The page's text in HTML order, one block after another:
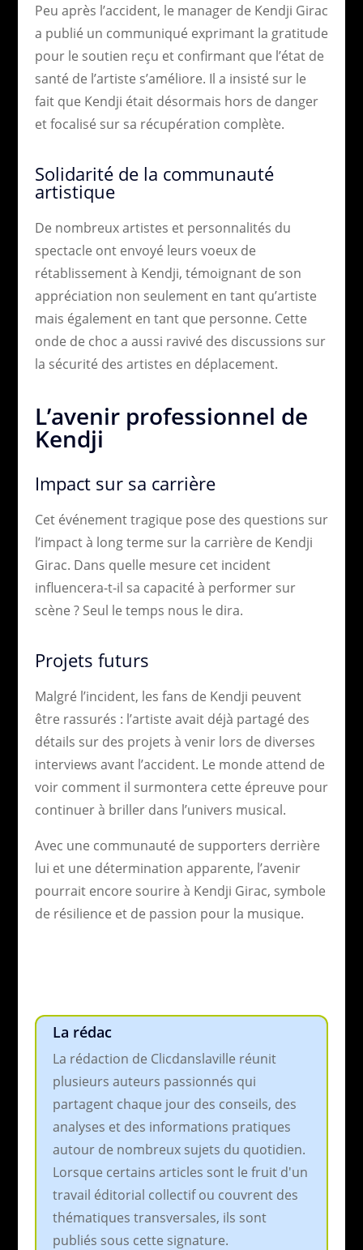
Peu après l’accident, le manager de Kendji Girac
a publié un communiqué exprimant la gratitude
pour le soutien reçu et confirmant que l’état de
santé de l’artiste s’améliore. Il a insisté sur le
fait que Kendji était désormais hors de danger
et focalisé sur sa récupération complète.
Solidarité de la communauté
artistique
De nombreux artistes et personnalités du
spectacle ont envoyé leurs voeux de
rétablissement à Kendji, témoignant de son
appréciation non seulement en tant qu’artiste
mais également en tant que personne. Cette
onde de choc a aussi ravivé des discussions sur
la sécurité des artistes en déplacement.
L’avenir professionnel de
Kendji
Impact sur sa carrière
Cet événement tragique pose des questions sur
l’impact à long terme sur la carrière de Kendji
Girac. Dans quelle mesure cet incident
influencera-t-il sa capacité à performer sur
scène ? Seul le temps nous le dira.
Projets futurs
Malgré l’incident, les fans de Kendji peuvent
être rassurés : l’artiste avait déjà partagé des
détails sur des projets à venir lors de diverses
interviews avant l’accident. Le monde attend de
voir comment il surmontera cette épreuve pour
continuer à briller dans l’univers musical.
Avec une communauté de supporters derrière
lui et une détermination apparente, l’avenir
pourrait encore sourire à Kendji Girac, symbole
de résilience et de passion pour la musique.
La rédac
La rédaction de Clicdanslaville réunit
plusieurs auteurs passionnés qui
partagent chaque jour des conseils, des
analyses et des informations pratiques
autour de nombreux sujets du quotidien.
Lorsque certains articles sont le fruit d'un
travail éditorial collectif ou couvrent des
thématiques transversales, ils sont
publiés sous cette signature.